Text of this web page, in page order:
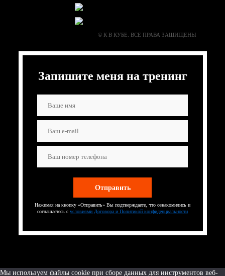
© К В КУБЕ. ВСЕ ПРАВА ЗАЩИЩЕНЫ
Запишите меня на тренинг
Нажимая на кнопку «Отправить» Вы подтверждаете, что ознакомились и
соглашаетесь с условиями Договора и Политикой конфиденциальности
Мы используем файлы cookie при сборе данных для инструментов веб-